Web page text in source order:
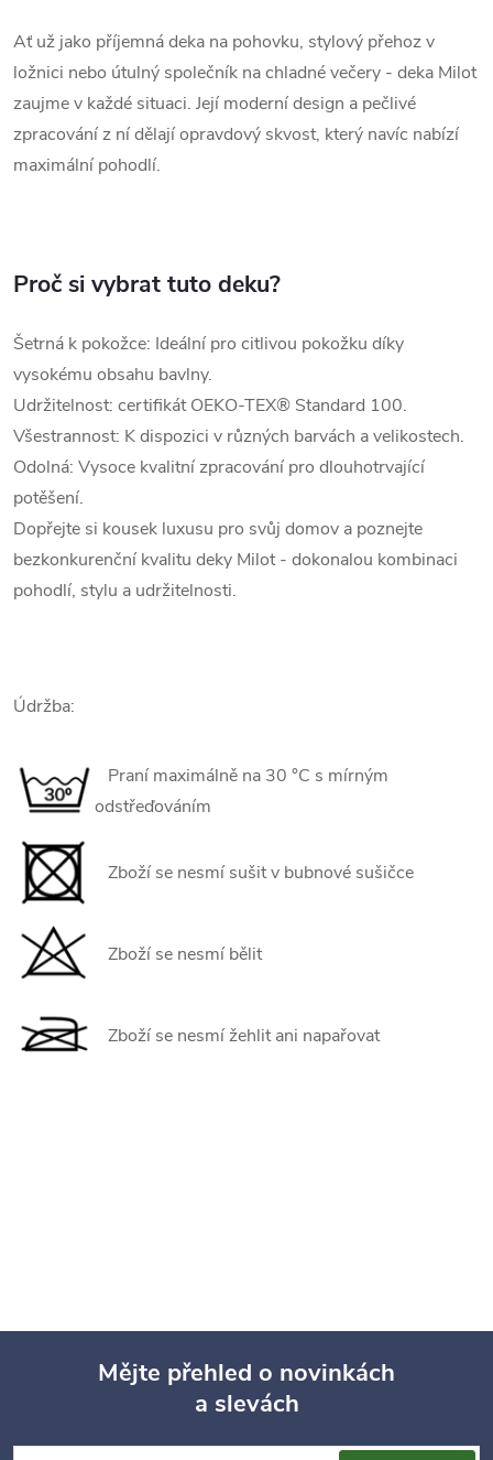
Ať už jako příjemná deka na pohovku, stylový přehoz v
ložnici nebo útulný společník na chladné večery - deka Milot
zaujme v každé situaci. Její moderní design a pečlivé
zpracování z ní dělají opravdový skvost, který navíc nabízí
maximální pohodlí.
Proč si vybrat tuto deku?
Šetrná k pokožce: Ideální pro citlivou pokožku díky
vysokému obsahu bavlny.
Udržitelnost: certifikát OEKO-TEX® Standard 100.
Všestrannost: K dispozici v různých barvách a velikostech.
Odolná: Vysoce kvalitní zpracování pro dlouhotrvající
potěšení.
Dopřejte si kousek luxusu pro svůj domov a poznejte
bezkonkurenční kvalitu deky Milot - dokonalou kombinaci
pohodlí, stylu a udržitelnosti.
Údržba:
Praní maximálně na 30 °C s mírným
odstřeďováním
Zboží se nesmí sušit v bubnové sušičce
Zboží se nesmí bělit
Zboží se nesmí žehlit ani napařovat
Mějte přehled o novinkách
a slevách